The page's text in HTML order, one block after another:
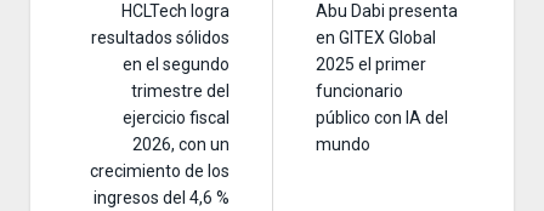
HCLTech logra
resultados sólidos
en el segundo
trimestre del
ejercicio fiscal
2026, con un
crecimiento de los
ingresos del 4,6 %
Abu Dabi presenta
en GITEX Global
2025 el primer
funcionario
público con IA del
mundo